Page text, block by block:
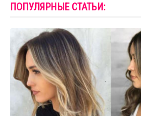
ПОПУЛЯРНЫЕ СТАТЬИ: